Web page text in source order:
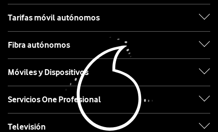
Xiaomi
OPPO
Etiqueta
Lo
Tarifas móvil autónomos
Fibra autónomos
Móviles y Dispositivos
Servicios One Profesional
Televisión